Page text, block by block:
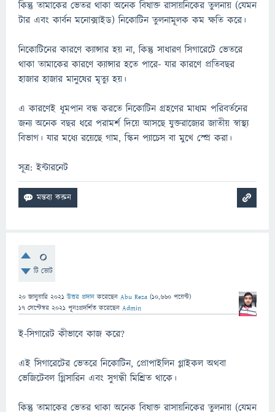
কিন্তু তামাকের ভেতর থাকা অনেক বিষাক্ত রাসায়নিকের তুলনায় (যেমন
টার এবং কার্বন মনোক্সাইড) নিকোটিন তুলনামূলক কম ক্ষতি করে।
নিকোটিনের কারণে ক্যান্সার হয় না, কিন্তু সাধারণ সিগারেটে ভেতরে
থাকা তামাকের কারণে ক্যান্সার হতে পারে- যার কারণে প্রতিবছর
হাজার হাজার মানুষের মৃত্যু হয়।
এ কারণেই ধূমপান বন্ধ করতে নিকোটিন গ্রহণের মাধ্যম পরিবর্তনের
জন্য অনেক বছর ধরে পরামর্শ দিয়ে আসছে যুক্তরাজ্যের জাতীয় স্বাস্থ্য
বিভাগ। যার মধ্যে রয়েছে গাম, স্কিন প্যাচেস বা মুখে স্প্রে করা।
সূত্র: ইন্টারনেট
0
টি ভোট
20 জানুয়ারি 2021 উত্তর প্রদান করেছেন Abu Reza (10,660 পয়েন্ট)
17 সেপ্টেম্বর 2021 পূনঃপ্রদর্শিত করেছেন Admin
ই-সিগারেট কীভাবে কাজ করে?
এই সিগারেটের ভেতরে নিকোটিন, প্রোপাইলিন গ্লাইকল অথবা
ভেজিটেবল গ্লিসারিন এবং সুগন্ধী মিশ্রিত থাকে।
কিন্তু তামাকের ভেতর থাকা অনেক বিষাক্ত রাসায়নিকের তুলনায় (যেমন